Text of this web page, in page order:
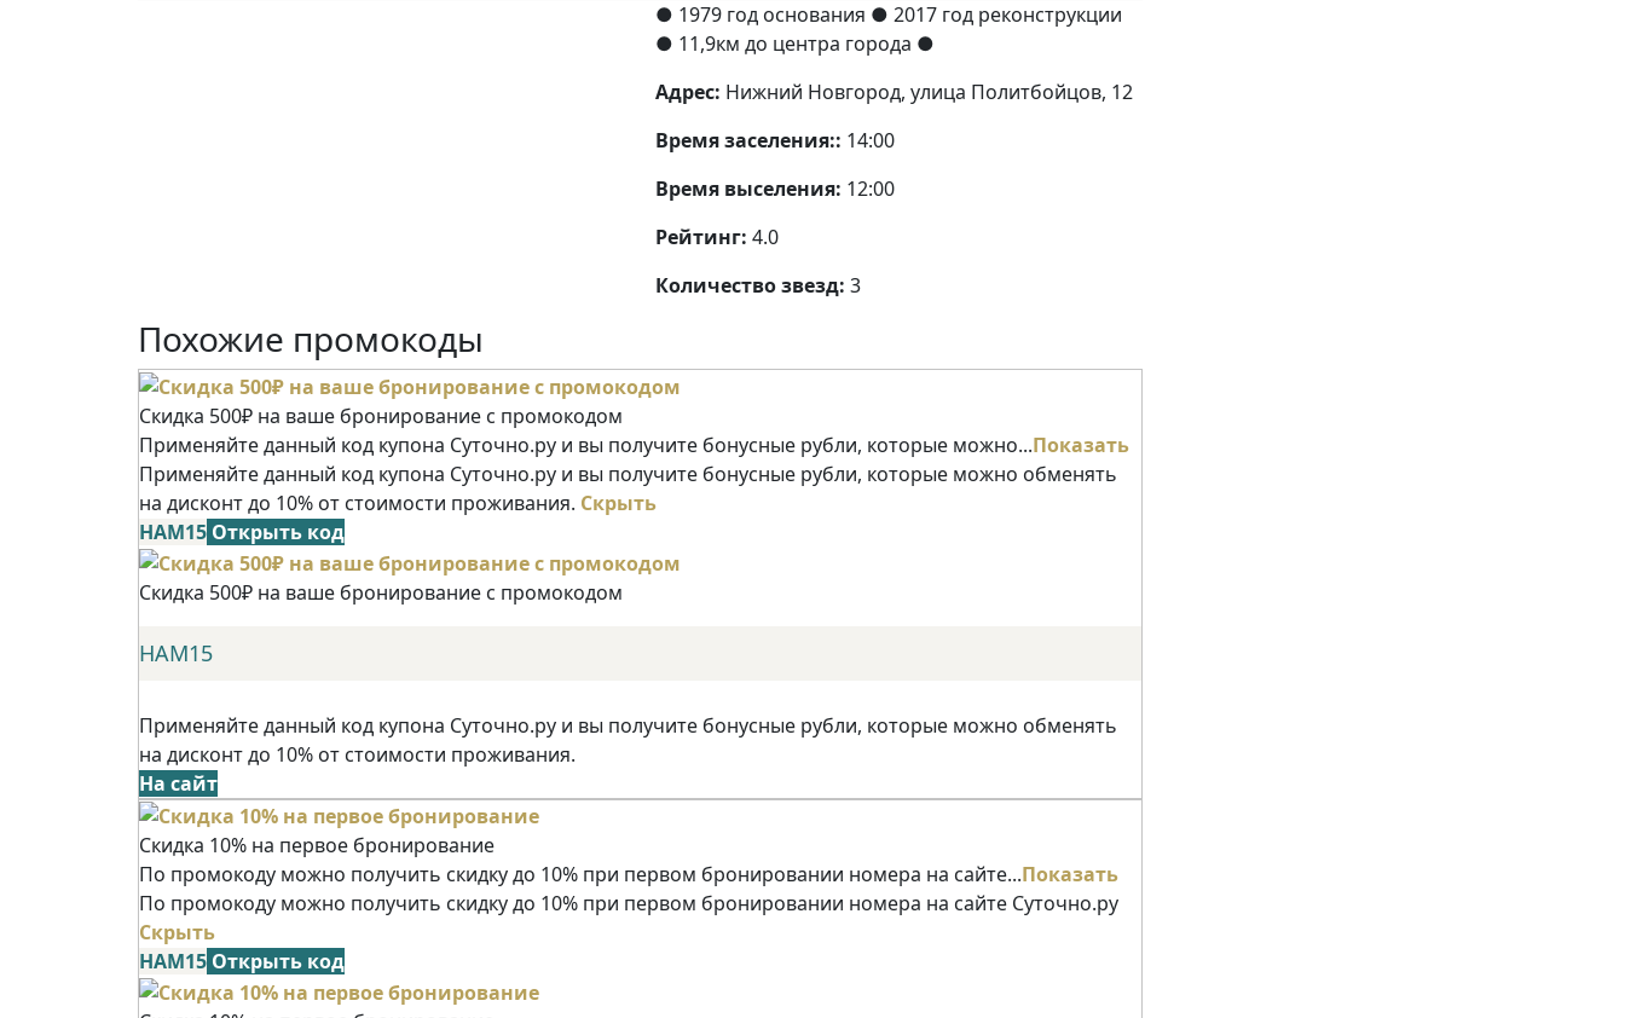
● 1979 год основания ● 2017 год реконструкции
● 11,9км до центра города ●
Адрес: Нижний Новгород, улица Политбойцов, 12
Время заселения:: 14:00
Время выселения: 12:00
Рейтинг: 4.0
Количество звезд: 3
Похожие промокоды
Скидка 500₽ на ваше бронирование с промокодом
Применяйте данный код купона Суточно.ру и вы получите бонусные рубли, которые можно...Показать
Применяйте данный код купона Суточно.ру и вы получите бонусные рубли, которые можно обменять
на дисконт до 10% от стоимости проживания. Скрыть
НАМ15 Открыть код
Скидка 500₽ на ваше бронирование с промокодом
НАМ15
Применяйте данный код купона Суточно.ру и вы получите бонусные рубли, которые можно обменять
на дисконт до 10% от стоимости проживания.
На сайт
Скидка 10% на первое бронирование
По промокоду можно получить скидку до 10% при первом бронировании номера на сайте...Показать
По промокоду можно получить скидку до 10% при первом бронировании номера на сайте Суточно.ру
Скрыть
НАМ15 Открыть код